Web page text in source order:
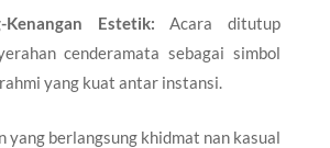
Kenangan Estetik: Acara ditutup
cenderamata sebagai simbol
yang kuat antar instansi.
yang berlangsung khidmat nan kasual